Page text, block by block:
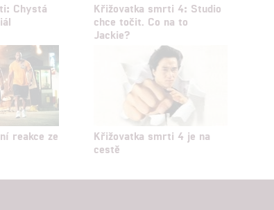
Chystá
Křižovatka smrti 4: Studio
chce točit. Co na to
Jackie?
reakce ze
Křižovatka smrti 4 je na
cestě